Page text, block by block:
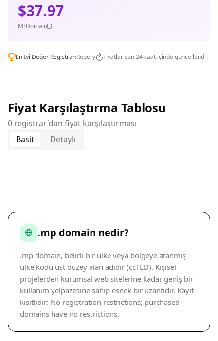
$37.97
MrDomain
En İyi Değer Registrar:Regery Fiyatlar son 24 saat içinde güncellendi
Fiyat Karşılaştırma Tablosu
0 registrar'dan fiyat karşılaştırması
Basit
Detaylı
.mp domain nedir?
.mp domain, belirli bir ülke veya bölgeye atanmış
ülke kodu üst düzey alan adıdır (ccTLD). Kişisel
projelerden kurumsal web sitelerine kadar geniş bir
kullanım yelpazesine sahip esnek bir uzantıdır. Kayıt
kısıtlıdır: No registration restrictions; purchased
domains have no restrictions.